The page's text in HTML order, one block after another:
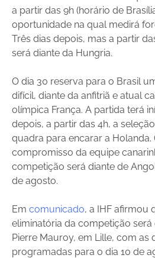
a partir das 9h (horário de
oportunidade na qual medirá
Três dias depois, mas a partir
será diante da Hungria.
O dia 30 reserva para o Brasil
difícil, diante da anfitriã e atual
olímpica França. A partida terá
depois, a partir das 4h, a
quadra para encarar a Holanda.
compromisso da equipe
competição será diante de
de agosto.
Em comunicado, a IHF afirmou
eliminatória da competição
Pierre Mauroy, em Lille, com as
programadas para o dia 10 de